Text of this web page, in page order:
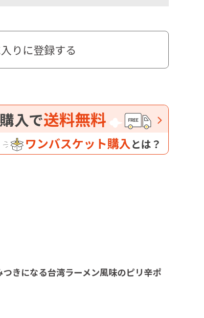
りに登録する
入で送料無料
ワンバスケット購入とは？
きになる台湾ラーメン風味のピリ辛ポ